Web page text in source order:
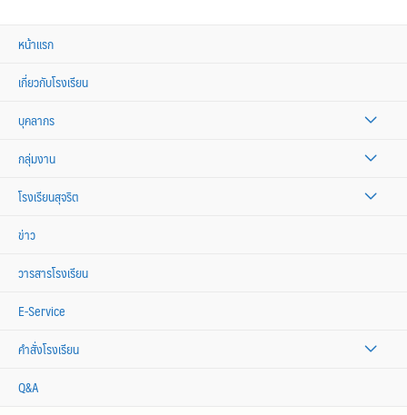
หน้าแรก
เกี่ยวกับโรงเรียน
บุคลากร
กลุ่มงาน
โรงเรียนสุจริต
ข่าว
วารสารโรงเรียน
E-Service
คำสั่งโรงเรียน
Q&A